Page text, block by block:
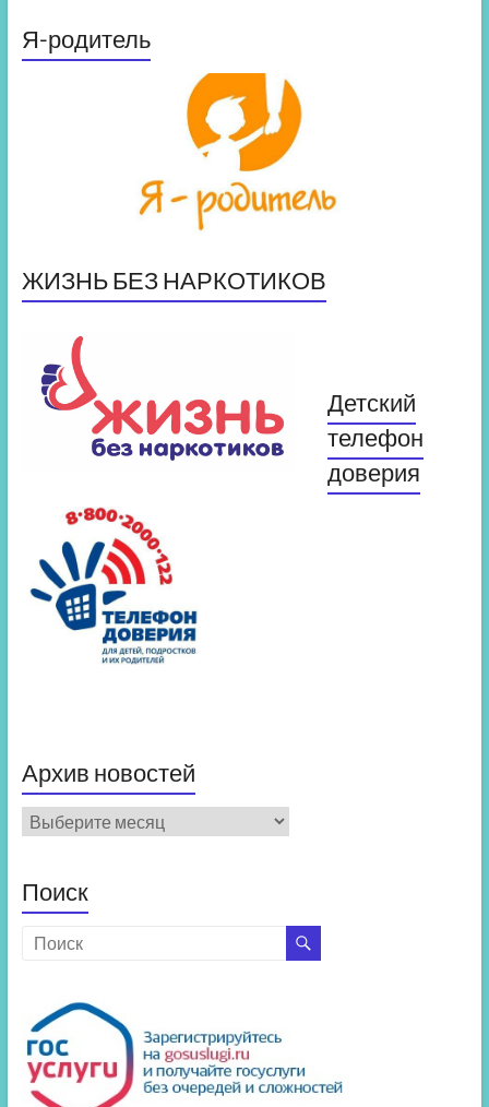
Я-родитель
ЖИЗНЬ БЕЗ НАРКОТИКОВ
Детский
телефон
доверия
Архив новостей
Архив
новостей
Поиск